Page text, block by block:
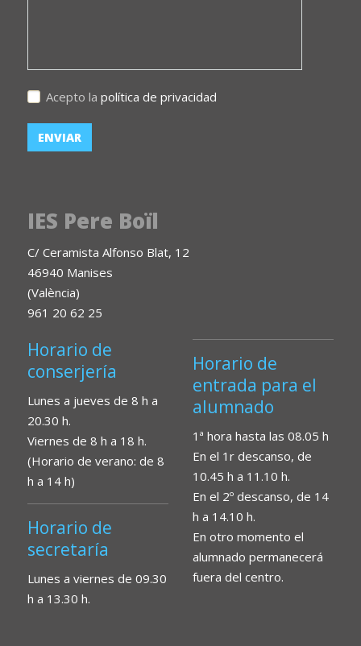
Acepto la política de privacidad
IES Pere Boïl
C/ Ceramista Alfonso Blat, 12
46940 Manises
(València)
961 20 62 25
Horario de
conserjería
Lunes a jueves de 8 h a
20.30 h.
Viernes de 8 h a 18 h.
(Horario de verano: de 8
h a 14 h)
Horario de
secretaría
Lunes a viernes de 09.30
h a 13.30 h.
Horario de
entrada para el
alumnado
1ª hora hasta las 08.05 h
En el 1r descanso, de
10.45 h a 11.10 h.
En el 2º descanso, de 14
h a 14.10 h.
En otro momento el
alumnado permanecerá
fuera del centro.